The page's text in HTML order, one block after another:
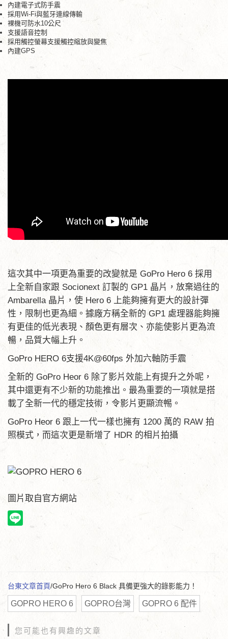
內建電子式防手震
採用Wi-Fi與藍牙連線傳輸
裸機可防水10公尺
支援語音控制
採用觸控螢幕支援觸控縮放與變焦
內建GPS
這次其中一項更為重要的改變就是 GoPro Hero 6 採用
上全新自家跟 Socionext 訂製的 GP1 晶片，放棄過往的
Ambarella 晶片，使 Hero 6 上能夠擁有更大的設計彈
性，限制也更為細。據廠方稱全新的 GP1 處理器能夠擁
有更佳的低光表現、顏色更有層次、亦能使影片更為流
暢，品質大幅上升。
GoPro HERO 6支援4K@60fps 外加六軸防手震
全新的 GoPro Heor 6 除了影片效能上有提升之外呢，
其中還更有不少新的功能推出。最為重要的一項就是搭
載了全新一代的穩定技術，令影片更顯流𣈱。
GoPro Heor 6 跟上一代一樣也擁有 1200 萬的 RAW 拍
照模式，而這次更是新增了 HDR 的相片拍攝
圖片取自官方網站
台東文章首頁/GoPro Hero 6 Black 具備更強大的錄影能力！
GOPRO HERO 6 GOPRO台灣 GOPRO 6 配件
您可能也有興趣的文章